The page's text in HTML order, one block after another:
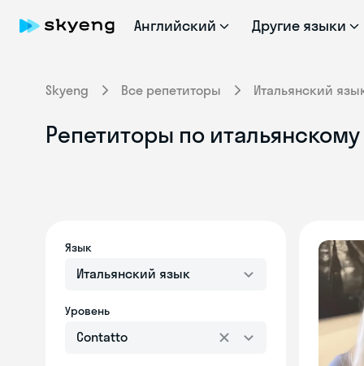
Английский Другие языки
Skyeng Все репетиторы Итальянский
Репетиторы по
Язык
Итальянский язык
Уровень
Contatto